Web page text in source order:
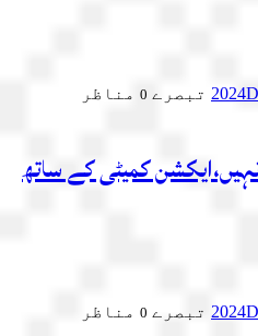
0 مناظر
کمیٹی کے ساتھ
0 مناظر